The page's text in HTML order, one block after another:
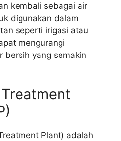
kembali sebagai air
digunakan dalam
seperti irigasi atau
mengurangi
bersih yang semakin
Plant) adalah